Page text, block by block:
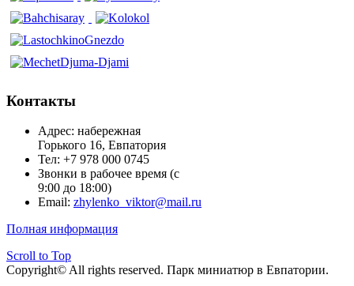
Контакты
Адрес: набережная
Горького 16, Евпатория
Тел: +7 978 000 0745
Звонки в рабочее время (с
9:00 до 18:00)
Email: zhylenko_viktor@mail.ru
Полная информация
Scroll to Top
Copyright© All rights reserved. Парк миниатюр в Евпатории.